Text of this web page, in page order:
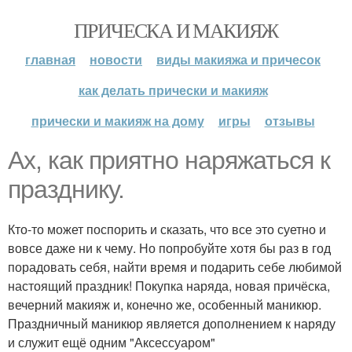
ПРИЧЕСКА И МАКИЯЖ
главная новости
виды макияжа и причесок
как делать прически и макияж
прически и макияж на дому
игры отзывы
Ах, как приятно наряжаться к
празднику.
Кто-то может поспорить и сказать, что все это суетно и
вовсе даже ни к чему. Но попробуйте хотя бы раз в год
порадовать себя, найти время и подарить себе любимой
настоящий праздник! Покупка наряда, новая причёска,
вечерний макияж и, конечно же, особенный маникюр.
Праздничный маникюр является дополнением к наряду
и служит ещё одним "Аксессуаром"